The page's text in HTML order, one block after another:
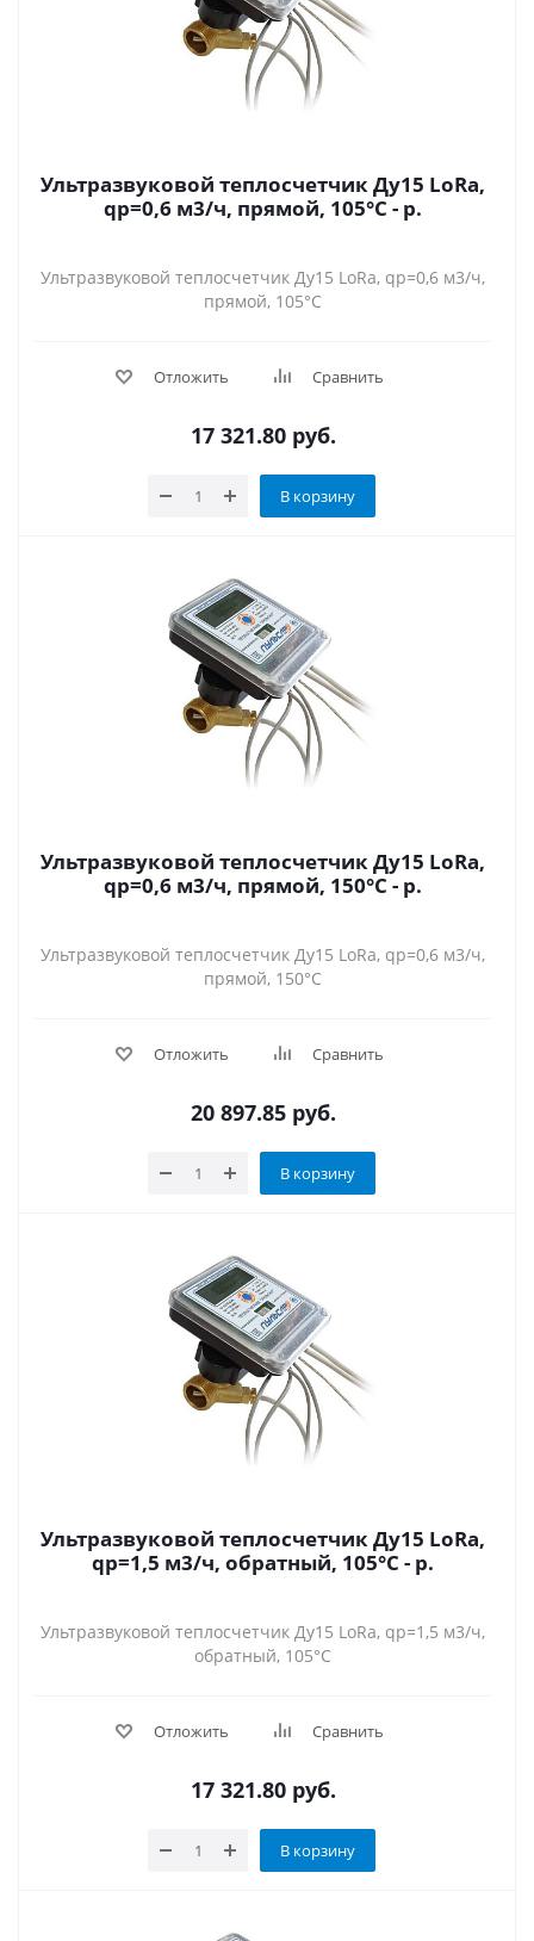
Ультразвуковой теплосчетчик Ду15 LoRa,
qp=0,6 м3/ч, прямой, 105°C - р.
Ультразвуковой теплосчетчик Ду15 LoRa, qp=0,6 м3/ч,
прямой, 105°C
Отложить Сравнить
17 321.80руб.
В корзину
Ультразвуковой теплосчетчик Ду15 LoRa,
qp=0,6 м3/ч, прямой, 150°C - р.
Ультразвуковой теплосчетчик Ду15 LoRa, qp=0,6 м3/ч,
прямой, 150°C
Отложить Сравнить
20 897.85руб.
В корзину
Ультразвуковой теплосчетчик Ду15 LoRa,
qp=1,5 м3/ч, обратный, 105°C - р.
Ультразвуковой теплосчетчик Ду15 LoRa, qp=1,5 м3/ч,
обратный, 105°C
Отложить Сравнить
17 321.80руб.
В корзину